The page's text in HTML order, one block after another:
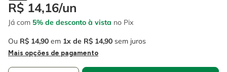
R$ 14,16/un
Já com 5% de desconto à vista no Pix
Ou R$ 14,90 em 1 R$ 14,90 sem juros
Mais opções de pagamento
6 fio
7º chave impacto
8º disco corte
º escada
º serra circular
º fio